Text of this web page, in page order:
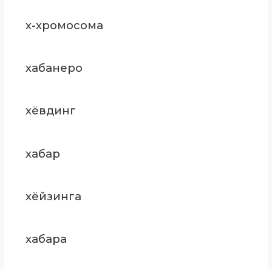
х-хромосома
хабанеро
хёвдинг
хабар
хёйзинга
хабара